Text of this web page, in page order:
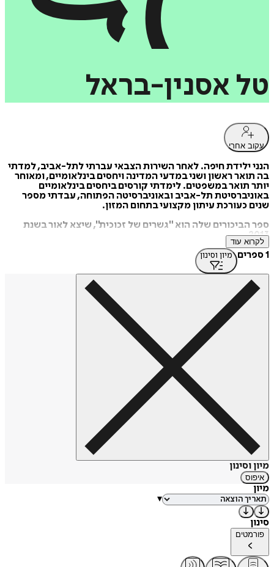
טל אסנין-בראל
עקוב אחרי
הנני ילידת חיפה. לאחר השירות הצבאי עברתי לתל-אביב, למדתי
בה תואר ראשון ושני במדעי המדינה ויחסים בינלאומיים, ומאוחר
יותר תואר במשפטים. לימדתי קורסים ביחסים בינלאומיים
באוניברסיטת תל-אביב ובאוניברסיטה הפתוחה, עבדתי מספר
שנים כעורכת עיתון מקצועי בתחום המזון.
ספר הביכורים שלה הוא "גשרים של זכוכית", שיצא לאור בשנת
2013
לקרוא עוד
1 ספרים מיון וסינון
מיון וסינון
איפוס
מיון
▾
סינון
פורמטים